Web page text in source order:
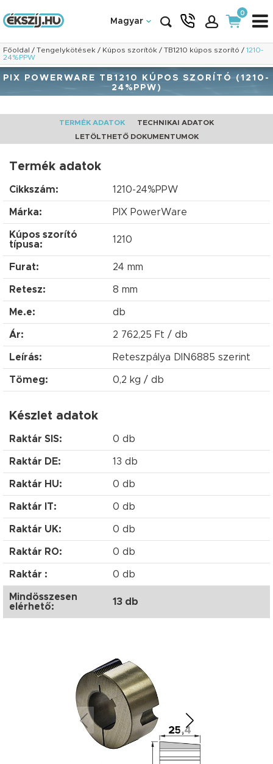
Magyar
0
Főoldal / Tengelykötések / Kúpos szorítók / TB1210 kúpos szorító / 1210-
24%PPW
PIX POWERWARE TB1210 KÚPOS SZORÍTÓ (1210-
24%PPW)
TERMÉK ADATOK
TECHNIKAI ADATOK
LETÖLTHETŐ DOKUMENTUMOK
Termék adatok
Cikkszám: 1210-24%PPW
Márka: PIX PowerWare
Kúpos szorító
típusa:
1210
Furat: 24 mm
Retesz: 8 mm
Me.e: db
Ár: 2 762,25 Ft / db
Leírás: Reteszpálya DIN6885 szerint
Tömeg: 0,2 kg / db
Készlet adatok
Raktár SIS: 0 db
Raktár DE: 13 db
Raktár HU: 0 db
Raktár IT: 0 db
Raktár UK: 0 db
Raktár RO: 0 db
Raktár : 0 db
Mindösszesen
elérhető:
13 db